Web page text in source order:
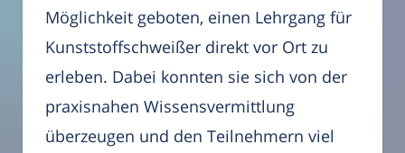
Möglichkeit geboten, einen Lehrgang für
Kunststoffschweißer direkt vor Ort zu
erleben. Dabei konnten sie sich von der
praxisnahen Wissensvermittlung
überzeugen und den Teilnehmern viel